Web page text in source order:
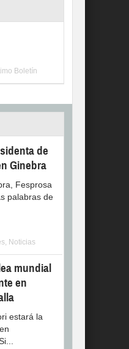
Boletín
de
Ginebra
Fesprosa
palabras de
, Noticias
mundial
en
estará la